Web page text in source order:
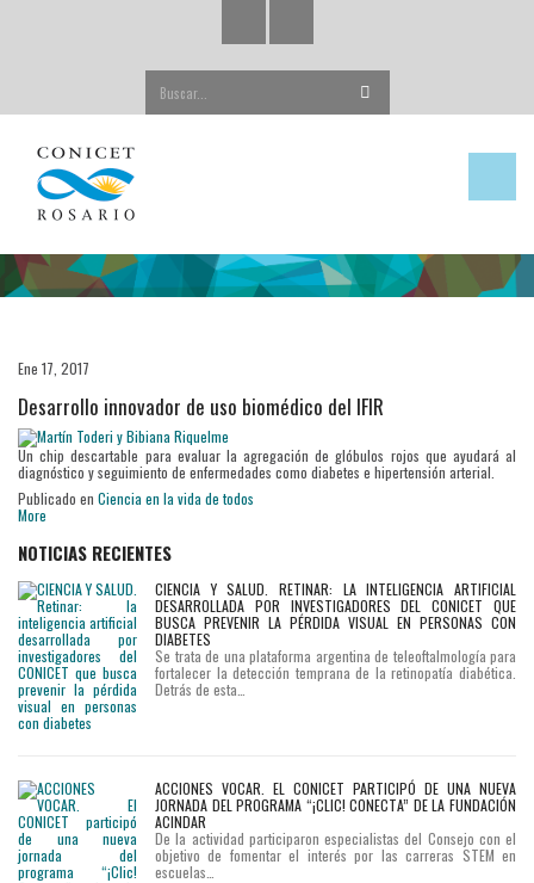
Ene 17, 2017
Desarrollo innovador de uso biomédico del IFIR
Un chip descartable para evaluar la agregación de glóbulos rojos que ayudará al
diagnóstico y seguimiento de enfermedades como diabetes e hipertensión arterial.
Publicado en Ciencia en la vida de todos
More
NOTICIAS RECIENTES
CIENCIA Y SALUD. RETINAR: LA INTELIGENCIA ARTIFICIAL
DESARROLLADA POR INVESTIGADORES DEL CONICET QUE
BUSCA PREVENIR LA PÉRDIDA VISUAL EN PERSONAS CON
DIABETES
Se trata de una plataforma argentina de teleoftalmología para
fortalecer la detección temprana de la retinopatía diabética.
Detrás de esta…
ACCIONES VOCAR. EL CONICET PARTICIPÓ DE UNA NUEVA
JORNADA DEL PROGRAMA “¡CLIC! CONECTA” DE LA FUNDACIÓN
ACINDAR
De la actividad participaron especialistas del Consejo con el
objetivo de fomentar el interés por las carreras STEM en
escuelas…